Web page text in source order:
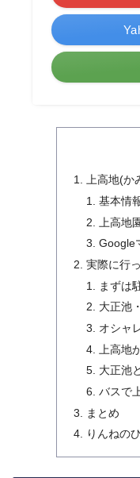
上高地(か
基本情
上高地
Google
実際に行
まずは
大正池
オシャ
上高地
大正池
バスで
まとめ
りんねの